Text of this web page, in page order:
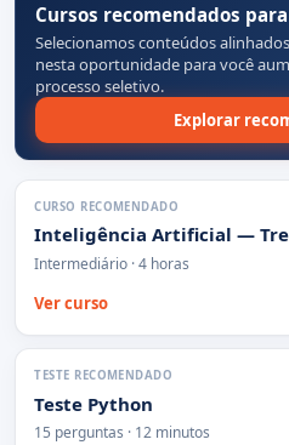
Cursos recomendados
Selecionamos conteúdos
nesta oportunidade para você
processo seletivo.
Explorar
CURSO RECOMENDADO
Inteligência Artificial —
Intermediário · 4 horas
Ver curso
TESTE RECOMENDADO
Teste Python
15 perguntas · 12 minutos